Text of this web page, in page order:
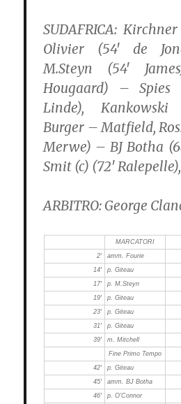
SUDAFRICA:
Olivier (54′ de
M.Steyn (54′
Hougaard) – Spies
Linde), Kankowski
Burger – Matfield,
Merwe) – BJ Botha
Smit (c) (72′
ARBITRO: George
MARCATORI
2′
amm. Fourie
14′
p. Giteau
17′
p. M.Steyn
19′
p. Giteau
23′
p. Giteau
31′
p. Giteau
39′
m. Mitchell
Fine Primo Tempo
42′
p. Giteau
45′
amm. BJ Botha
46′
p. O’Connor